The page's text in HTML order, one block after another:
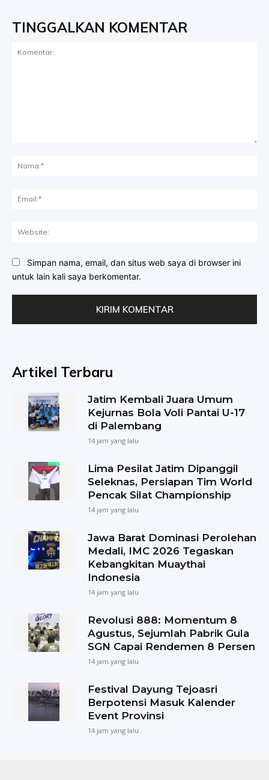
TINGGALKAN KOMENTAR
Simpan nama, email, dan situs web saya di browser ini
untuk lain kali saya berkomentar.
Artikel Terbaru
Jatim Kembali Juara Umum
Kejurnas Bola Voli Pantai U-17
di Palembang
14 jam yang lalu
Lima Pesilat Jatim Dipanggil
Seleknas, Persiapan Tim World
Pencak Silat Championship
14 jam yang lalu
Jawa Barat Dominasi Perolehan
Medali, IMC 2026 Tegaskan
Kebangkitan Muaythai
Indonesia
14 jam yang lalu
Revolusi 888: Momentum 8
Agustus, Sejumlah Pabrik Gula
SGN Capai Rendemen 8 Persen
14 jam yang lalu
Festival Dayung Tejoasri
Berpotensi Masuk Kalender
Event Provinsi
14 jam yang lalu